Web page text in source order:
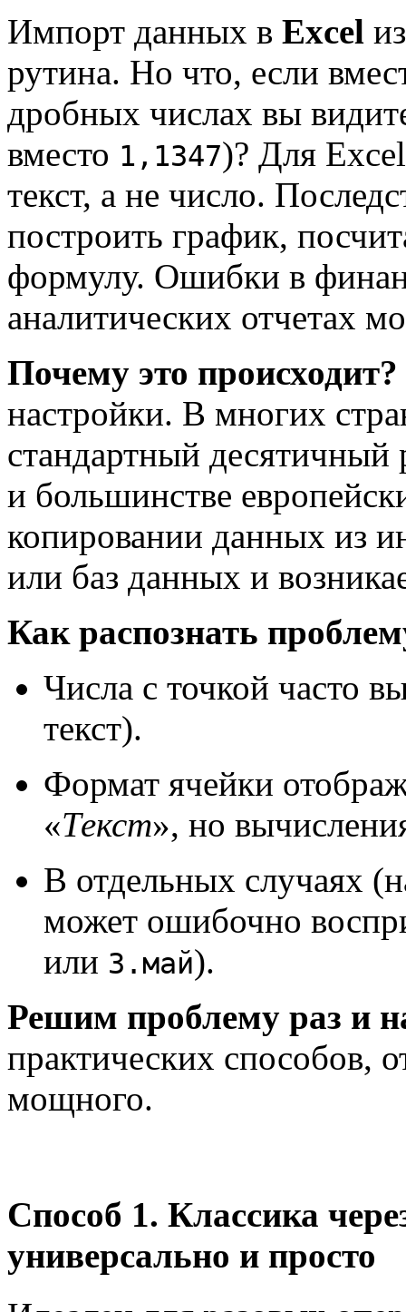
Импорт данных в Excel
рутина. Но что, если
дробных числах вы
вместо 1,1347)? Для
текст, а не число.
построить график,
формулу. Ошибки в
аналитических отчетах
Почему это происходит?
настройки. В многих
стандартный
и большинстве
копировании данных из
или баз данных и
Как распознать
Числа с точкой часто
текст).
Формат ячейки
«Текст», но
В отдельных случаях
может ошибочно
или 3.май).
Решим проблему раз и
практических способов,
мощного.
Способ 1. Классика
универсально и просто